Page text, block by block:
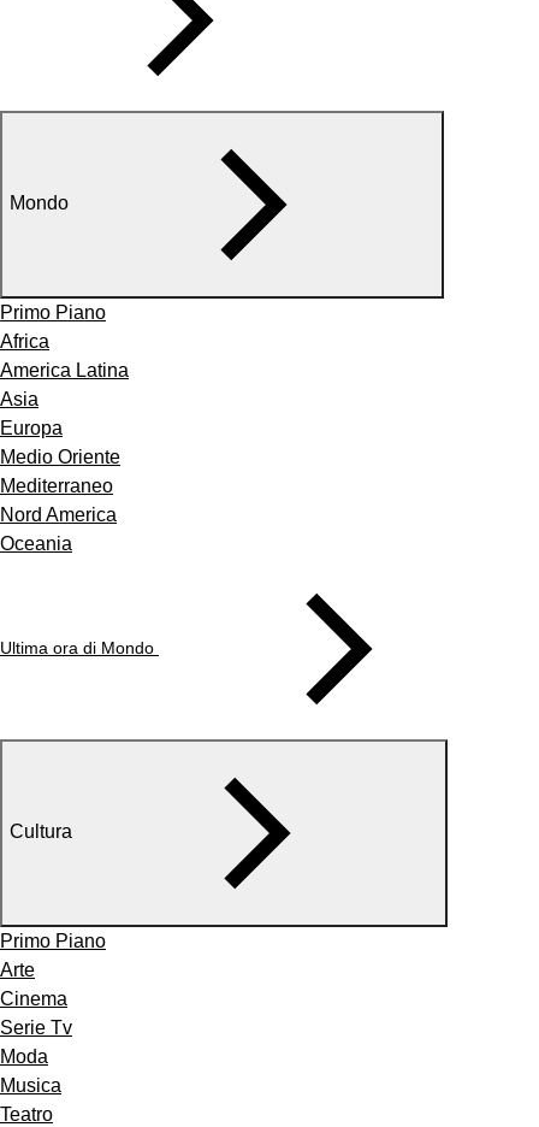
Mondo
Primo Piano
Africa
America Latina
Asia
Europa
Medio Oriente
Mediterraneo
Nord America
Oceania
Ultima ora di Mondo
Cultura
Primo Piano
Arte
Cinema
Serie Tv
Moda
Musica
Teatro